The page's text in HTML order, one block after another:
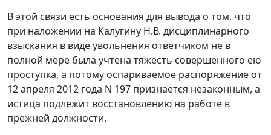
В этой связи есть основания для вывода о том, что
при наложении на Калугину Н.В. дисциплинарного
взыскания в виде увольнения ответчиком не в
полной мере была учтена тяжесть совершенного ею
проступка, а потому оспариваемое распоряжение от
12 апреля 2012 года N 197 признается незаконным, а
истица подлежит восстановлению на работе в
прежней должности.